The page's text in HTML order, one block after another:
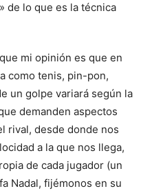
de lo que es la técnica
mi opinión es que en
como tenis, pin-pon,
un golpe variará según la
demanden aspectos
rival, desde donde nos
a la que nos llega,
de cada jugador (un
Nadal, fijémonos en su